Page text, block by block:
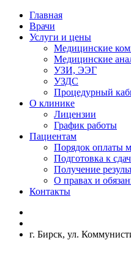
Главная
Врачи
Услуги и цены
Медицинские
Медицинские
УЗИ, ЭЭГ
УЗДС
Процедурный
О клинике
Лицензии
График работы
Пациентам
Порядок оплаты
Подготовка к
Получение
О правах и
Контакты
г. Бирск, ул.